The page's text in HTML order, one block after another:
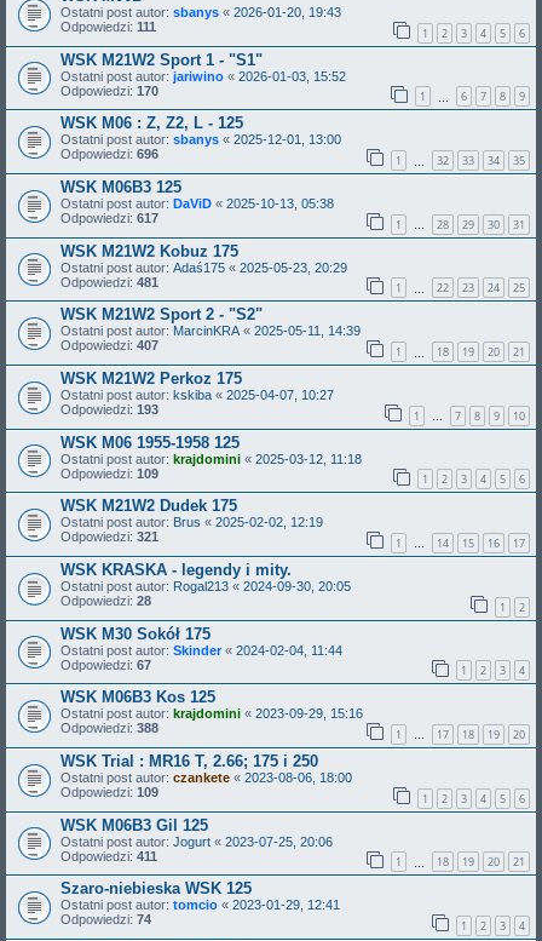
Ostatni post autor: sbanys « 2026-01-20, 19:43
Odpowiedzi: 111 1 2 3 4 5 6
WSK M21W2 Sport 1 - "S1"
Ostatni post autor: jariwino « 2026-01-03, 15:52
Odpowiedzi: 170 1 6 7 8 9
WSK M06 : Z, Z2, L - 125
Ostatni post autor: sbanys « 2025-12-01, 13:00
Odpowiedzi: 696 1 32 33 34 35
WSK M06B3 125
Ostatni post autor: DaViD « 2025-10-13, 05:38
Odpowiedzi: 617 1 … 28 29 30 31
WSK M21W2 Kobuz 175
Ostatni post autor: Adaś175 « 2025-05-23, 20:29
Odpowiedzi: 481 1 22 23 24 25
WSK M21W2 Sport 2 - "S2"
Ostatni post autor: MarcinKRA« 2025-05-11, 14:39
Odpowiedzi: 407 1 18 19 20 21
WSK M21W2 Perkoz 175
Ostatni post autor: kskiba « 2025-04-07, 10:27
Odpowiedzi: 193 1 … 7 8 9 10
WSK M06 1955-1958 125
Ostatni post autor: krajdomini « 2025-03-12, 11:18
Odpowiedzi: 109 1 2 3 4 5 6
WSK M21W2 Dudek 175
Ostatni post autor: Brus « 2025-02-02, 12:19
Odpowiedzi: 321 1 … 14 15 16 17
WSK KRASKA - legendy i mity.
Ostatni post autor: Rogal213 « 2024-09-30, 20:05
Odpowiedzi: 28 1 2
WSK M30 Sokół 175
Ostatni post autor: Skinder« 2024-02-04, 11:44
Odpowiedzi: 67 1 2 3 4
WSK M06B3 Kos 125
Ostatni post autor: krajdomini « 2023-09-29, 15:16
Odpowiedzi: 388 1 … 17 18 19 20
WSK Trial : MR16 T, 2.66; 175 i 250
Ostatni post autor: czankete « 2023-08-06, 18:00
Odpowiedzi: 109 1 2 3 4 5 6
WSK M06B3 Gil 125
Ostatni post autor: Jogurt « 2023-07-25, 20:06
Odpowiedzi: 411 1 18 19 20 21
Szaro-niebieska WSK 125
Ostatni post autor: tomcio « 2023-01-29, 12:41
Odpowiedzi: 74 1 2 3 4